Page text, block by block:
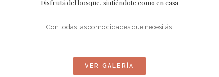
Disfrutá del bosque, sintiéndote como en casa
Con todas las comodidades que necesitás.
VER GALERÍA